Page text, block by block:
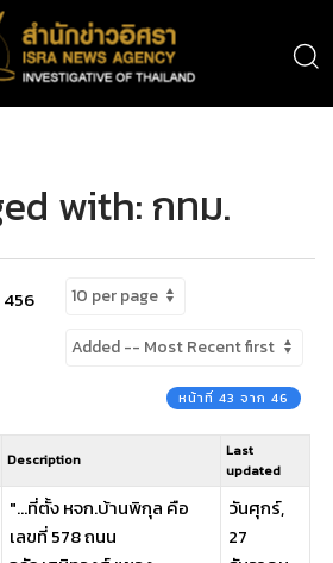
with: กทม.
456
หน้าที่ 43 จาก 46
Description
Last
updated
"...ที่ตั้ง หจก.บ้านพิกุล คือ
เลขที่ 578 ถนน
วันศุกร์,
27